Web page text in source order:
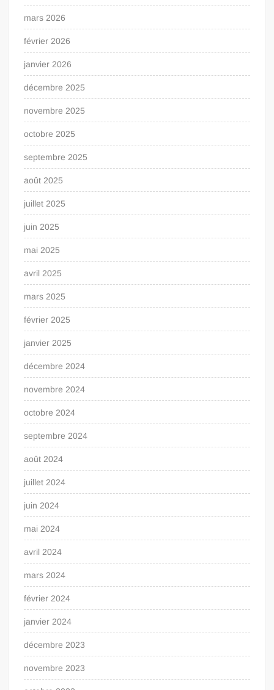
mars 2026
février 2026
janvier 2026
décembre 2025
novembre 2025
octobre 2025
septembre 2025
août 2025
juillet 2025
juin 2025
mai 2025
avril 2025
mars 2025
février 2025
janvier 2025
décembre 2024
novembre 2024
octobre 2024
septembre 2024
août 2024
juillet 2024
juin 2024
mai 2024
avril 2024
mars 2024
février 2024
janvier 2024
décembre 2023
novembre 2023